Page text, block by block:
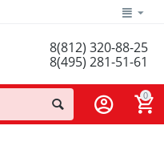
8(812) 320-88-25
8(495) 281-51-61
0